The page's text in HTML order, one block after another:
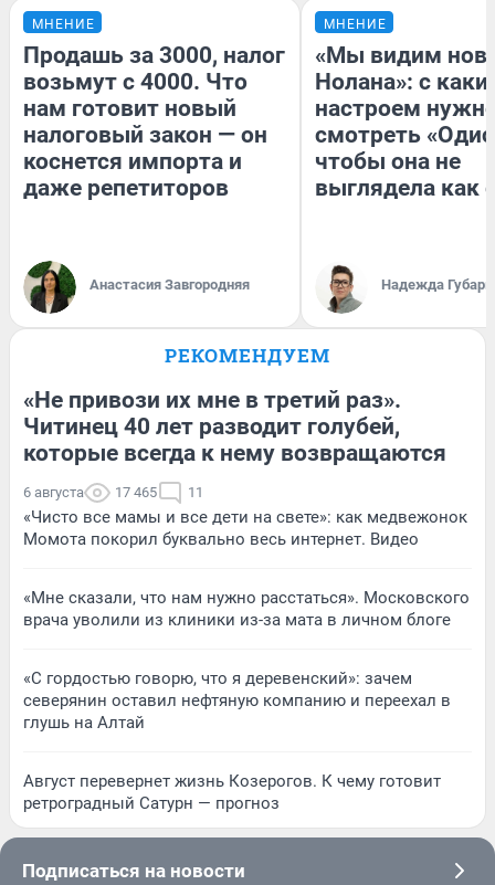
МНЕНИЕ
Продашь за 3000, налог
возьмут с 4000. Что
нам готовит новый
налоговый закон — он
коснется импорта и
даже репетиторов
Анастасия Завгородняя
МНЕНИЕ
«Мы видим
Нолана»: с
настроем
смотреть
чтобы она не
выглядела как
Надежда Губарь
РЕКОМЕНДУЕМ
«Не привози их мне в третий раз».
Читинец 40 лет разводит голубей,
которые всегда к нему возвращаются
6 августа 17 465 11
«Чисто все мамы и все дети на свете»: как медвежонок
Момота покорил буквально весь интернет. Видео
«Мне сказали, что нам нужно расстаться». Московского
врача уволили из клиники из-за мата в личном блоге
«С гордостью говорю, что я деревенский»: зачем
северянин оставил нефтяную компанию и переехал в
глушь на Алтай
Август перевернет жизнь Козерогов. К чему готовит
ретроградный Сатурн — прогноз
Подписаться на новости